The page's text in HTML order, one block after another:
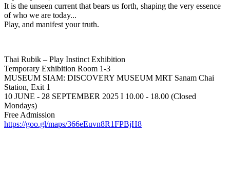
It is the unseen current that bears us forth, shaping the very essence
of who we are today...
Play, and manifest your truth.
Thai Rubik – Play Instinct Exhibition
Temporary Exhibition Room 1-3
MUSEUM SIAM: DISCOVERY MUSEUM MRT Sanam Chai
Station, Exit 1
10 JUNE - 28 SEPTEMBER 2025 I 10.00 - 18.00 (Closed
Mondays)
Free Admission
https://goo.gl/maps/366eEuvn8R1FPBjH8